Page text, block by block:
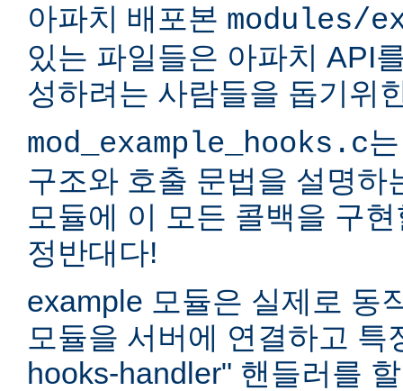
아파치 배포본 modules/
있는 파일들은 아파치 API
성하려는 사람들을 돕기위
mod_example_hooks.c
구조와 호출 문법을 설명하
모듈에 이 모든 콜백을 구
정반대다!
example 모듈은 실제로 동
모듈을 서버에 연결하고 특
hooks-handler" 핸들러를